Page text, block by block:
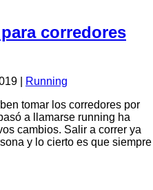
corredores
Running
tomar los corredores por
a llamarse running ha
cambios. Salir a correr ya
y lo cierto es que siempre